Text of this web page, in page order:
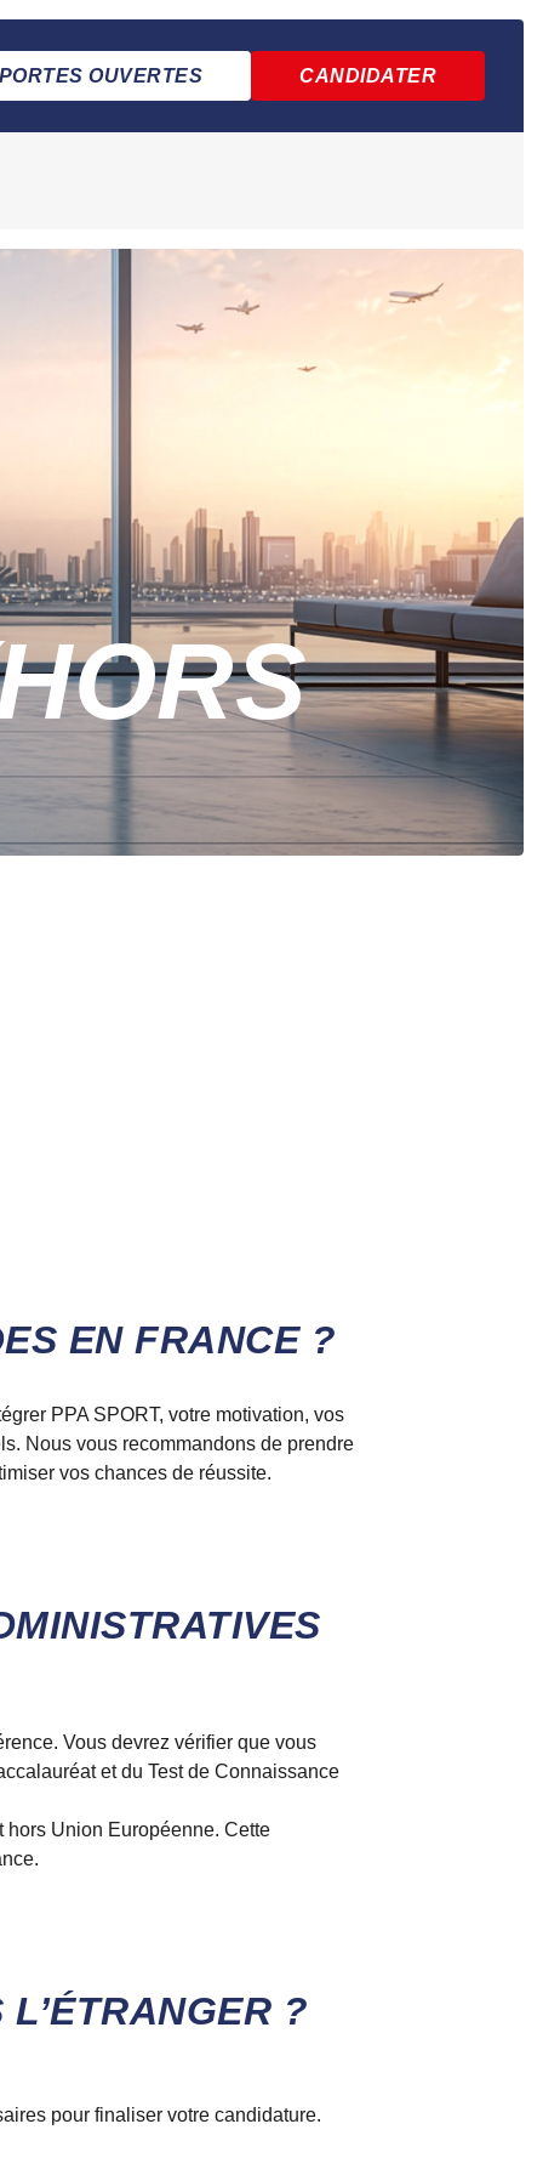
PORTES OUVERTES CANDIDATER
EN FRANCE ?
PPA SPORT, votre motivation, vos
Nous vous recommandons de prendre
vos chances de réussite.
Vous devrez vérifier que vous
et du Test de Connaissance
hors Union Européenne. Cette
?
pour finaliser votre candidature.